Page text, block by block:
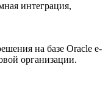
интеграция,
на базе Oracle e-
организации.